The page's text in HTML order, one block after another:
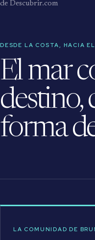
de Descubrir.com
DESDE LA COSTA, HACIA
El mar
destino,
forma
LA COMUNIDAD DE